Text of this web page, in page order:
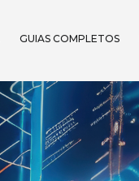
GUIAS COMPLETOS